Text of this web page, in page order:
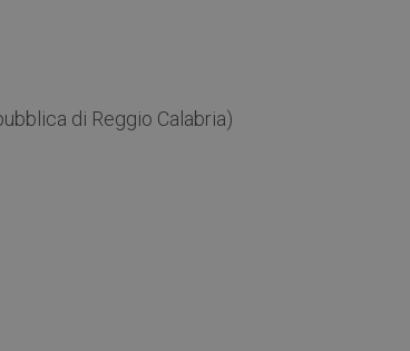
di Reggio Calabria)